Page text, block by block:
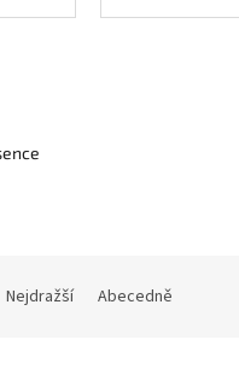
Nejdražší Abecedně